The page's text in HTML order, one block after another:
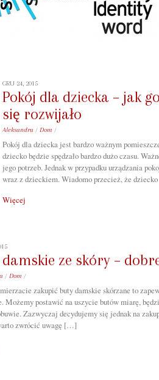
GRU 24, 2015
Pokój dla dziecka – jak
się rozwijało
Aleksandra / Dom /
Pokój dla dziecka jest bardzo ważnym
dziecko będzie spędzało bardzo dużo czasu.
jego potrzeb. Jednak w przypadku urządzania
wraz z dzieckiem. Wiadomo przecież, że
Więcej
ze skóry –
/ Dom /
zakupić buty damskie skórzane to
Możemy postawić na uszycie butów miarę,
Zazwyczaj decydujemy się jednak na
zwrócić uwagę […]